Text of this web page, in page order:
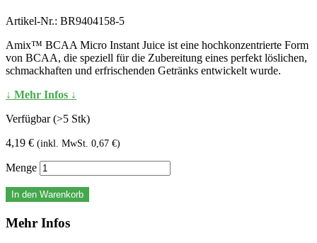
Artikel-Nr.: BR9404158-5
Amix™ BCAA Micro Instant Juice ist eine hochkonzentrierte Form
von BCAA, die speziell für die Zubereitung eines perfekt löslichen,
schmackhaften und erfrischenden Getränks entwickelt wurde.
↓ Mehr Infos ↓
Verfügbar (>5 Stk)
4,19 € (inkl. MwSt. 0,67 €)
Menge
In den Warenkorb
Mehr Infos